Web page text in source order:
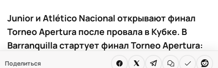
Поделиться
Junior и Atlético Nacional открывают финал
Torneo Apertura после провала в Кубке. В
Barranquilla стартует финал Torneo Apertura:
Junior пытается реабилитироваться после